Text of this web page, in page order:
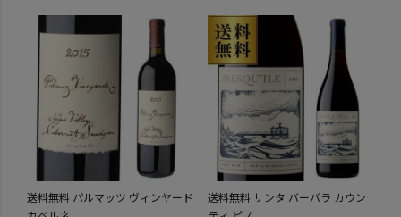
送料無料 パルマッツ ヴィンヤード
送料無料 サンタ バーバラ カウン